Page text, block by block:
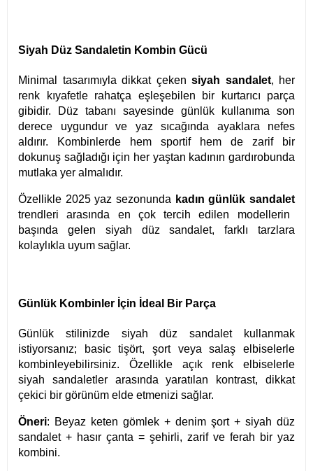
Siyah Düz Sandaletin Kombin Gücü
Minimal tasarımıyla dikkat çeken siyah sandalet, her
renk kıyafetle rahatça eşleşebilen bir kurtarıcı parça
gibidir. Düz tabanı sayesinde günlük kullanıma son
derece uygundur ve yaz sıcağında ayaklara nefes
aldırır. Kombinlerde hem sportif hem de zarif bir
dokunuş sağladığı için her yaştan kadının gardırobunda
mutlaka yer almalıdır.
Özellikle 2025 yaz sezonunda kadın günlük sandalet
trendleri arasında en çok tercih edilen modellerin
başında gelen siyah düz sandalet, farklı tarzlara
kolaylıkla uyum sağlar.
Günlük Kombinler İçin İdeal Bir Parça
Günlük stilinizde siyah düz sandalet kullanmak
istiyorsanız; basic tişört, şort veya salaş elbiselerle
kombinleyebilirsiniz. Özellikle açık renk elbiselerle
siyah sandaletler arasında yaratılan kontrast, dikkat
çekici bir görünüm elde etmenizi sağlar.
Öneri: Beyaz keten gömlek + denim şort + siyah düz
sandalet + hasır çanta = şehirli, zarif ve ferah bir yaz
kombini.